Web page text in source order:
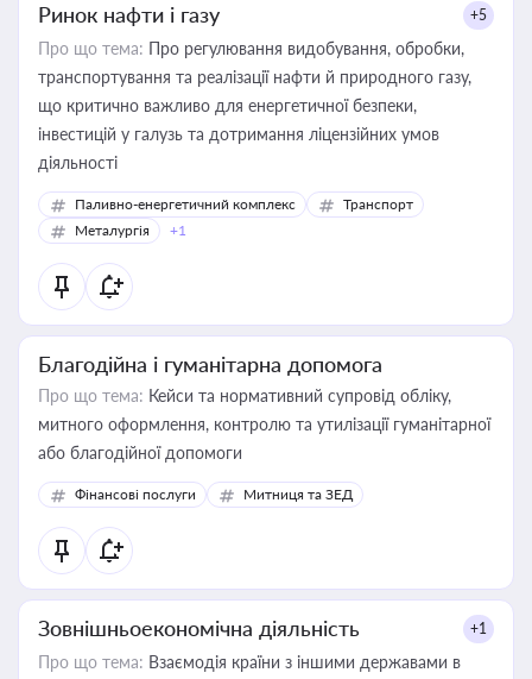
Ринок нафти і газу +5
Про що тема: Про регулювання видобування, обробки,
транспортування та реалізації нафти й природного газу,
що критично важливо для енергетичної безпеки,
інвестицій у галузь та дотримання ліцензійних умов
діяльності
Паливно-енергетичний комплекс
Транспорт
Металургія
+1
Благодійна і гуманітарна допомога
Про що тема: Кейси та нормативний супровід обліку,
митного оформлення, контролю та утилізації гуманітарної
або благодійної допомоги
Фінансові послуги Митниця та ЗЕД
Зовнішньоекономічна діяльність +1
Про що тема: Взаємодія країни з іншими державами в